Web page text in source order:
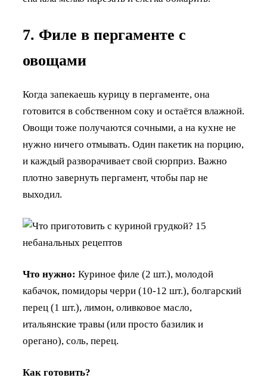
7. Филе в пергаменте с
овощами
Когда запекаешь курицу в пергаменте, она
готовится в собственном соку и остаётся влажной.
Овощи тоже получаются сочными, а на кухне не
нужно ничего отмывать. Один пакетик на порцию,
и каждый разворачивает свой сюрприз. Важно
плотно завернуть пергамент, чтобы пар не
выходил.
Что нужно: Куриное филе (2 шт.), молодой
кабачок, помидоры черри (10-12 шт.), болгарский
перец (1 шт.), лимон, оливковое масло,
итальянские травы (или просто базилик и
орегано), соль, перец.
Как готовить?